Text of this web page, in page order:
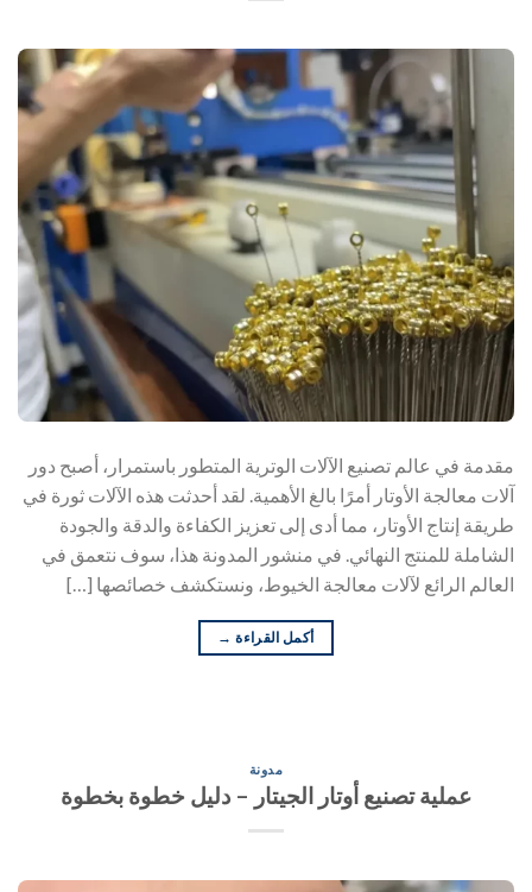
مقدمة في عالم تصنيع الآلات الوترية المتطور باستمرار، أصبح دور
آلات معالجة الأوتار أمرًا بالغ الأهمية. لقد أحدثت هذه الآلات ثورة في
طريقة إنتاج الأوتار، مما أدى إلى تعزيز الكفاءة والدقة والجودة
الشاملة للمنتج النهائي. في منشور المدونة هذا، سوف نتعمق في
العالم الرائع لآلات معالجة الخيوط، ونستكشف خصائصها […]
أكمل القراءة →
مدونة
عملية تصنيع أوتار الجيتار – دليل خطوة بخطوة